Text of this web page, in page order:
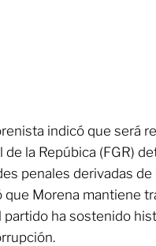
indicó que será
de la Repúbica (FGR)
penales derivadas
que Morena mantiene
ha sostenido